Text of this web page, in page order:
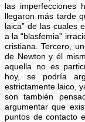
las imperfecciones
llegaron más tarde
laica” de las cuales
a la “blasfemia”
cristiana. Tercero,
de Newton y él
aquella no es
hoy, se podría
estrictamente laico,
son también
argumentar que
puntos de contacto